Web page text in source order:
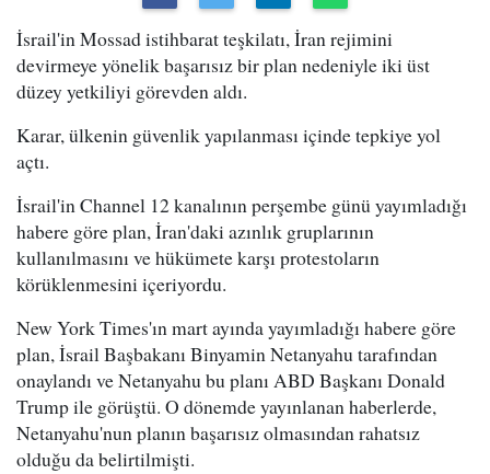
İsrail'in Mossad istihbarat teşkilatı, İran rejimini
devirmeye yönelik başarısız bir plan nedeniyle iki üst
düzey yetkiliyi görevden aldı.
Karar, ülkenin güvenlik yapılanması içinde tepkiye yol
açtı.
İsrail'in Channel 12 kanalının perşembe günü yayımladığı
habere göre plan, İran'daki azınlık gruplarının
kullanılmasını ve hükümete karşı protestoların
körüklenmesini içeriyordu.
New York Times'ın mart ayında yayımladığı habere göre
plan, İsrail Başbakanı Binyamin Netanyahu tarafından
onaylandı ve Netanyahu bu planı ABD Başkanı Donald
Trump ile görüştü. O dönemde yayınlanan haberlerde,
Netanyahu'nun planın başarısız olmasından rahatsız
olduğu da belirtilmişti.